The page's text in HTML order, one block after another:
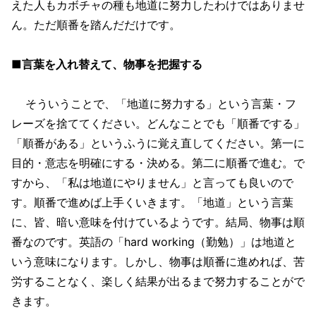
えた人もカボチャの種も地道に努力したわけではありませ
ん。ただ順番を踏んだだけです。
■言葉を入れ替えて、物事を把握する
そういうことで、「地道に努力する」という言葉・フ
レーズを捨ててください。どんなことでも「順番でする」
「順番がある」というふうに覚え直してください。第一に
目的・意志を明確にする・決める。第二に順番で進む。で
すから、「私は地道にやりません」と言っても良いので
す。順番で進めば上手くいきます。「地道」という言葉
に、皆、暗い意味を付けているようです。結局、物事は順
番なのです。英語の「hard working（勤勉）」は地道と
いう意味になります。しかし、物事は順番に進めれば、苦
労することなく、楽しく結果が出るまで努力することがで
きます。